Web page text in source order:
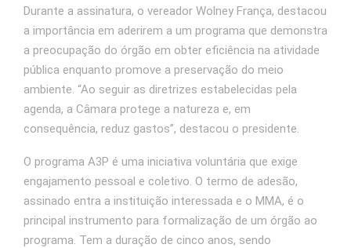
Durante a assinatura, o vereador Wolney França, destacou
a importância em aderirem a um programa que demonstra
a preocupação do órgão em obter eficiência na atividade
pública enquanto promove a preservação do meio
ambiente. “Ao seguir as diretrizes estabelecidas pela
agenda, a Câmara protege a natureza e, em
consequência, reduz gastos”, destacou o presidente.
O programa A3P é uma iniciativa voluntária que exige
engajamento pessoal e coletivo. O termo de adesão,
assinado entra a instituição interessada e o MMA, é o
principal instrumento para formalização de um órgão ao
programa. Tem a duração de cinco anos, sendo